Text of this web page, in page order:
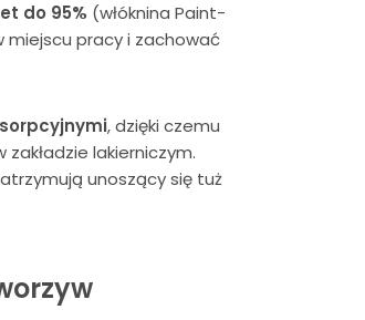
do 95% (włóknina Paint-
miejscu pracy i zachować
, dzięki czemu
lakierniczym.
unoszący się tuż